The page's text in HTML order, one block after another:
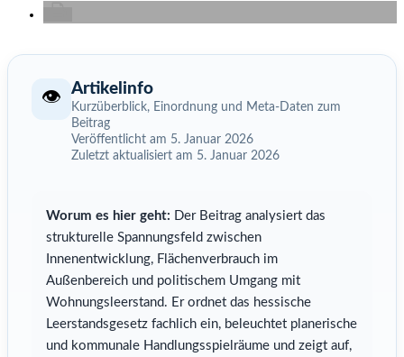
👁️ Artikelinfo
Kurzüberblick, Einordnung und Meta-Daten zum
Beitrag
Veröffentlicht am 5. Januar 2026
Zuletzt aktualisiert am 5. Januar 2026
Worum es hier geht: Der Beitrag analysiert das
strukturelle Spannungsfeld zwischen
Innenentwicklung, Flächenverbrauch im
Außenbereich und politischem Umgang mit
Wohnungsleerstand. Er ordnet das hessische
Leerstandsgesetz fachlich ein, beleuchtet planerische
und kommunale Handlungsspielräume und zeigt auf,